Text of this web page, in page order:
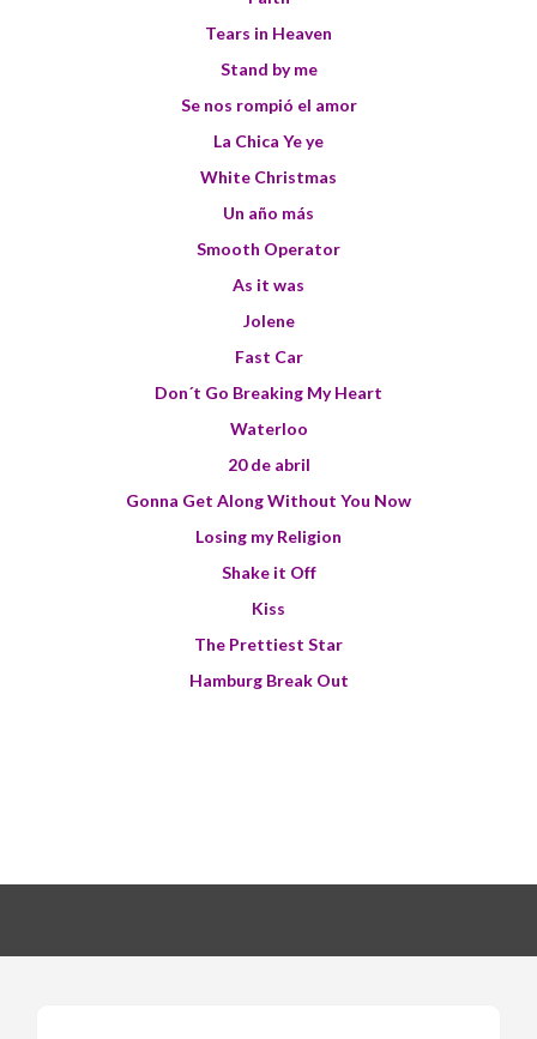
Tears in Heaven
Stand by me
Se nos rompió el amor
La Chica Ye ye
White Christmas
Un año más
Smooth Operator
As it was
Jolene
Fast Car
Don´t Go Breaking My Heart
Waterloo
20 de abril
Gonna Get Along Without You Now
Losing my Religion
Shake it Off
Kiss
The Prettiest Star
Hamburg Break Out